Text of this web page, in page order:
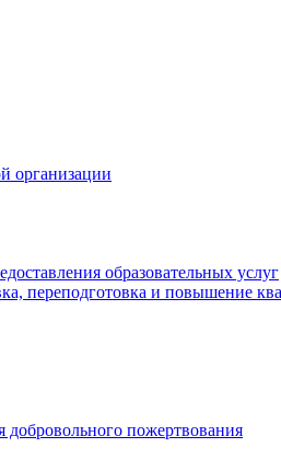
организации
образовательных услуг
переподготовка и повышение
добровольного пожертвования